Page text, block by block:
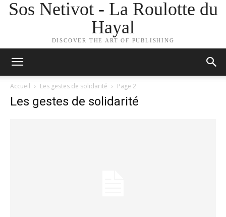
Sos Netivot - La Roulotte du
Hayal
DISCOVER THE ART OF PUBLISHING
Accueil Les gestes de solidarité Page 2
Les gestes de solidarité